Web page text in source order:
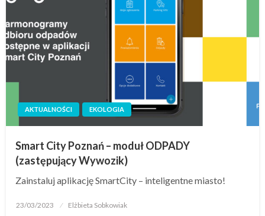
AKTUALNOŚCI EKOLOGIA
Smart City Poznań – moduł ODPADY
(zastępujący Wywozik)
Zainstaluj aplikację SmartCity – inteligentne miasto!
23/03/2023 Elżbieta Sobkowiak